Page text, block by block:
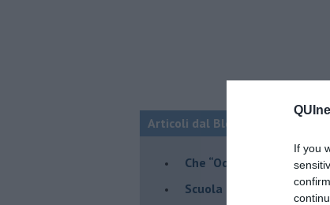
If you
Articoli dal Blog “Vignaioli e
​Che “Odissea sia”
Scuola di vita e creatività